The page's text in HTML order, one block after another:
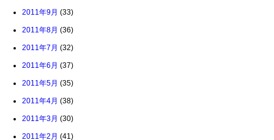
2011年9月 (33)
2011年8月 (36)
2011年7月 (32)
2011年6月 (37)
2011年5月 (35)
2011年4月 (38)
2011年3月 (30)
2011年2月 (41)